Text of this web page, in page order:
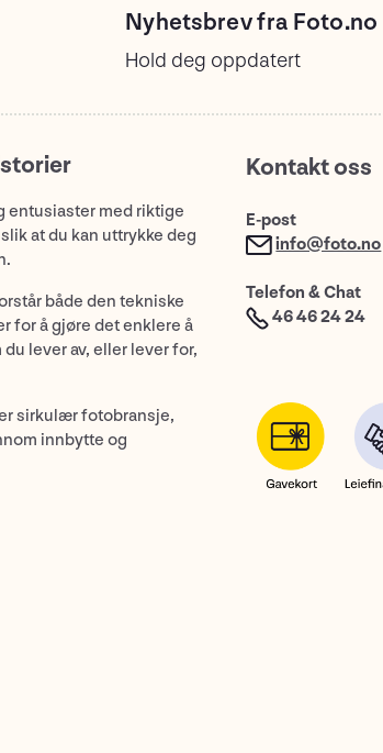
Nyhetsbrev fra Foto.no
Hold deg oppdatert
entusiaster med riktige
at du kan uttrykke deg
både den tekniske
for å gjøre det enklere å
lever av, eller lever for,
sirkulær fotobransje,
innbytte og
Kontakt oss
E-post
info@foto.no
Telefon & Chat
46 46 24 24